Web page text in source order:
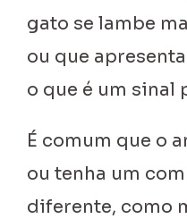
gato se lambe
ou que
o que é um sinal
É comum que o
ou tenha um
diferente, como